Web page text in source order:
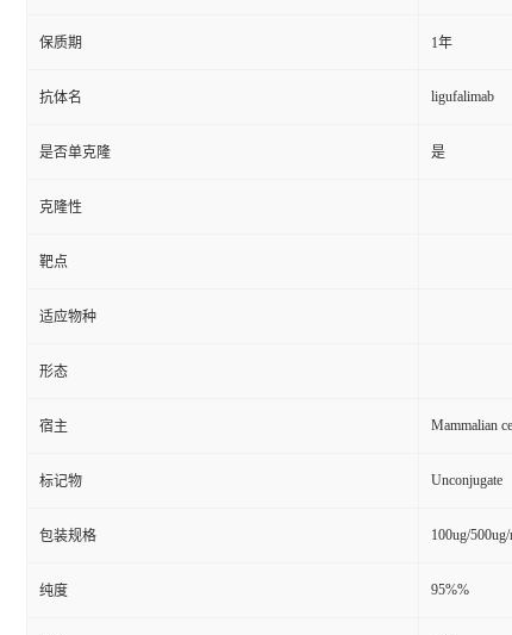
保质期 1年
抗体名 ligufalimab
是否单克隆 是
克隆性
靶点
适应物种
形态
宿主 Mammalian
标记物 Unconjugate
包装规格 100ug/
纯度 95%%